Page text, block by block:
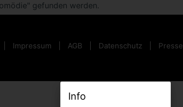
gefunden werden.
Impressum AGB Datenschutz Presse
Info